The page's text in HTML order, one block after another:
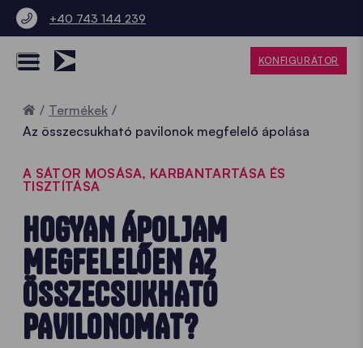
+40 743 144 239
KONFIGURÁTOR
Home
Termékek
Az összecsukható pavilonok megfelelő ápolása
A SÁTOR MOSÁSA, KARBANTARTÁSA ÉS
TISZTÍTÁSA
HOGYAN ÁPOLJAM
MEGFELELŐEN AZ
ÖSSZECSUKHATÓ
PAVILONOMAT?